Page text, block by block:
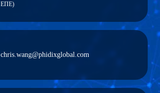
ΕΠΕ)
chris.wang@phidixglobal.com